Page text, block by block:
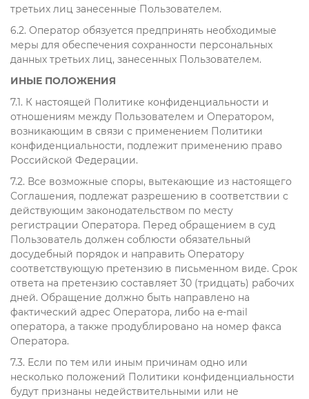
третьих лиц занесенные Пользователем.
6.2. Оператор обязуется предпринять необходимые
меры для обеспечения сохранности персональных
данных третьих лиц, занесенных Пользователем.
ИНЫЕ ПОЛОЖЕНИЯ
7.1. К настоящей Политике конфиденциальности и
отношениям между Пользователем и Оператором,
возникающим в связи с применением Политики
конфиденциальности, подлежит применению право
Российской Федерации.
7.2. Все возможные споры, вытекающие из настоящего
Соглашения, подлежат разрешению в соответствии с
действующим законодательством по месту
регистрации Оператора. Перед обращением в суд
Пользователь должен соблюсти обязательный
досудебный порядок и направить Оператору
соответствующую претензию в письменном виде. Срок
ответа на претензию составляет 30 (тридцать) рабочих
дней. Обращение должно быть направлено на
фактический адрес Оператора, либо на e-mail
оператора, а также продублировано на номер факса
Оператора.
7.3. Если по тем или иным причинам одно или
несколько положений Политики конфиденциальности
будут признаны недействительными или не